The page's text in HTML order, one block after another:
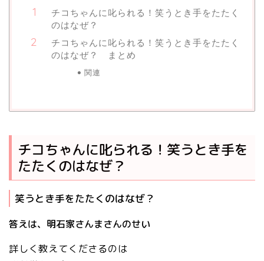
チコちゃんに叱られる！笑うとき手をたたく
のはなぜ？
チコちゃんに叱られる！笑うとき手をたたく
のはなぜ？ まとめ
関連
チコちゃんに叱られる！笑うとき手を
たたくのはなぜ？
笑うとき手をたたくのはなぜ？
答えは、明石家さんまさんのせい
詳しく教えてくださるのは